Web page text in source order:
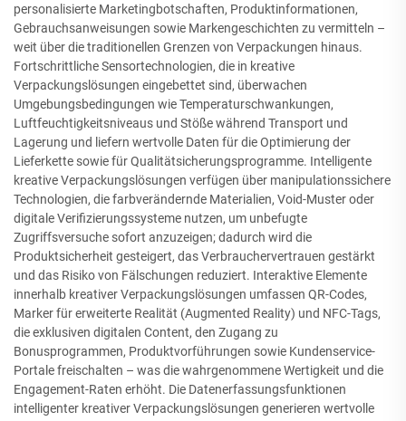
personalisierte Marketingbotschaften, Produktinformationen,
Gebrauchsanweisungen sowie Markengeschichten zu vermitteln –
weit über die traditionellen Grenzen von Verpackungen hinaus.
Fortschrittliche Sensortechnologien, die in kreative
Verpackungslösungen eingebettet sind, überwachen
Umgebungsbedingungen wie Temperaturschwankungen,
Luftfeuchtigkeitsniveaus und Stöße während Transport und
Lagerung und liefern wertvolle Daten für die Optimierung der
Lieferkette sowie für Qualitätsicherungsprogramme. Intelligente
kreative Verpackungslösungen verfügen über manipulationssichere
Technologien, die farbverändernde Materialien, Void-Muster oder
digitale Verifizierungssysteme nutzen, um unbefugte
Zugriffsversuche sofort anzuzeigen; dadurch wird die
Produktsicherheit gesteigert, das Verbrauchervertrauen gestärkt
und das Risiko von Fälschungen reduziert. Interaktive Elemente
innerhalb kreativer Verpackungslösungen umfassen QR-Codes,
Marker für erweiterte Realität (Augmented Reality) und NFC-Tags,
die exklusiven digitalen Content, den Zugang zu
Bonusprogrammen, Produktvorführungen sowie Kundenservice-
Portale freischalten – was die wahrgenommene Wertigkeit und die
Engagement-Raten erhöht. Die Datenerfassungsfunktionen
intelligenter kreativer Verpackungslösungen generieren wertvolle